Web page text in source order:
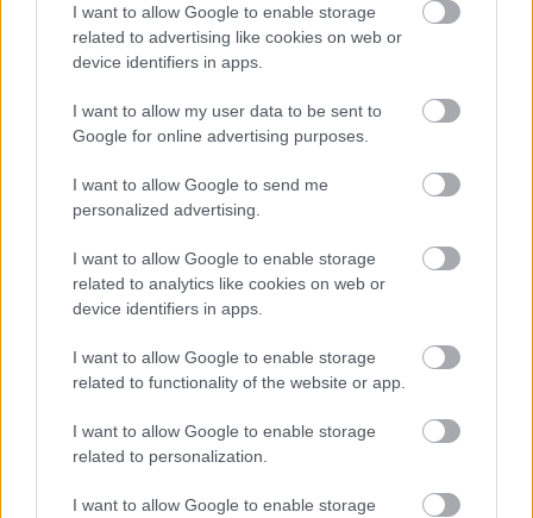
I want to allow Google to enable storage
related to advertising like cookies on web or
device identifiers in apps.
I want to allow my user data to be sent to
Google for online advertising purposes.
I want to allow Google to send me
personalized advertising.
I want to allow Google to enable storage
related to analytics like cookies on web or
device identifiers in apps.
I want to allow Google to enable storage
related to functionality of the website or app.
I want to allow Google to enable storage
related to personalization.
I want to allow Google to enable storage
A BAROKK ÖSSZES ÁRNYALATA ÉS MÉG EGY SOR
KIVÁLÓ PROGRAM VÁR MINDENKIT EZEN A HÉTVÉGÉN
Középpontban a hagyományőrzés, de lesz Pogány Induló és
Majka koncert, jóga szeánsz, “borhajózás” és egy csomó minden